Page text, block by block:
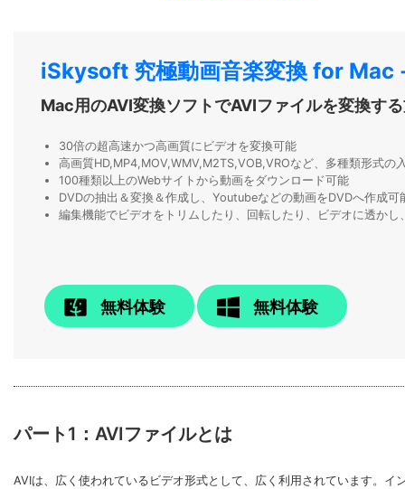
iSkysoft 究極動画音楽変換 for Mac
Mac用のAVI変換ソフトでAVIファイルを変換す
30倍の超高速かつ高画質にビデオを変換可能
高画質HD,MP4,MOV,WMV,M2TS,VOB,VROなど、多種類形式の
100種類以上のWebサイトから動画をダウンロード可能
DVDの抽出＆変換＆作成し、Youtubeなどの動画をDVDへ作成可
編集機能でビデオをトリムしたり、回転したり、ビデオに透か
無料体験 無料体験
パート1：AVIファイルとは
AVIは、広く使われているビデオ形式として、広く利用されています。